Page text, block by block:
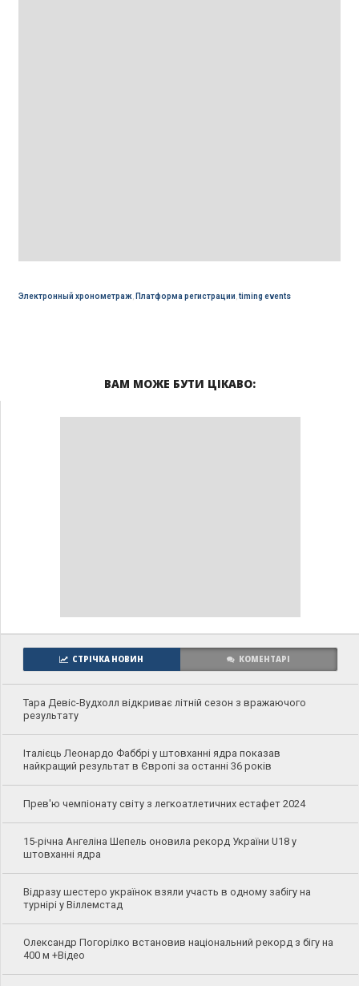
Электронный хронометраж, Платформа регистрации timing events
ВАМ МОЖЕ БУТИ ЦІКАВО:
СТРІЧКА НОВИН КОМЕНТАРІ
Тара Девіс-Вудхолл відкриває літній сезон з вражаючого
результату
Італієць Леонардо Фаббрі у штовханні ядра показав
найкращий результат в Європі за останні 36 років
Прев'ю чемпіонату світу з легкоатлетичних естафет 2024
15-річна Ангеліна Шепель оновила рекорд України U18 у
штовханні ядра
Відразу шестеро українок взяли участь в одному забігу на
турнірі у Віллемстад
Олександр Погорілко встановив національний рекорд з бігу на
400 м +Відео